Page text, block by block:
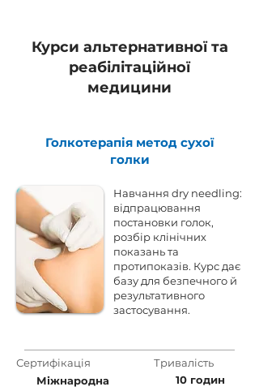
Курси альтернативної та
реабілітаційної
медицини
Голкотерапія метод сухої
голки
Навчання dry needling:
відпрацювання
постановки голок,
розбір клінічних
показань та
протипоказів. Курс дає
базу для безпечного й
результативного
застосування.
Сертифікація
Міжнародна
Тривалість
10 годин